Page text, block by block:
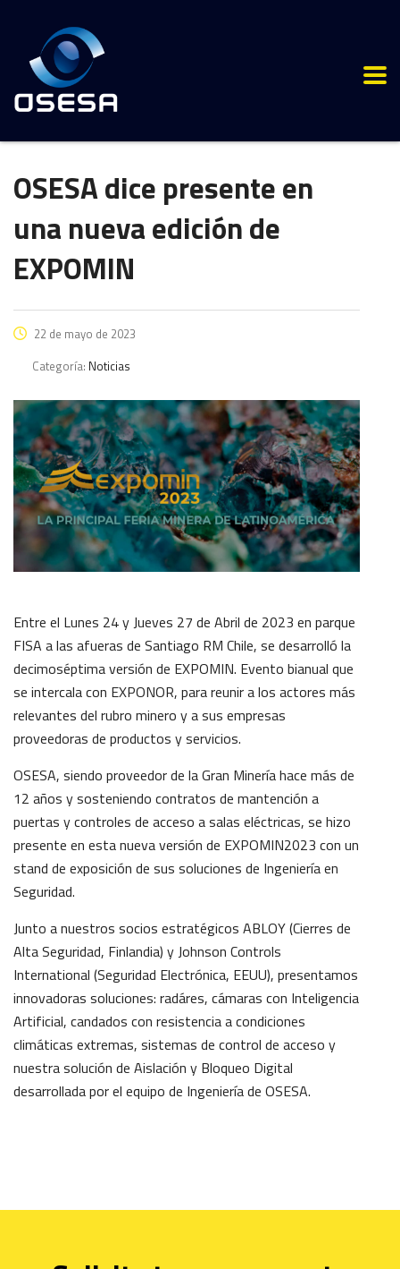
OSESA dice presente en
una nueva edición de
EXPOMIN
22 de mayo de 2023
Categoría: Noticias
Entre el Lunes 24 y Jueves 27 de Abril de 2023 en parque
FISA a las afueras de Santiago RM Chile, se desarrolló la
decimoséptima versión de EXPOMIN. Evento bianual que
se intercala con EXPONOR, para reunir a los actores más
relevantes del rubro minero y a sus empresas
proveedoras de productos y servicios.
OSESA, siendo proveedor de la Gran Minería hace más de
12 años y sosteniendo contratos de mantención a
puertas y controles de acceso a salas eléctricas, se hizo
presente en esta nueva versión de EXPOMIN2023 con un
stand de exposición de sus soluciones de Ingeniería en
Seguridad.
Junto a nuestros socios estratégicos ABLOY (Cierres de
Alta Seguridad, Finlandia) y Johnson Controls
International (Seguridad Electrónica, EEUU), presentamos
innovadoras soluciones: radáres, cámaras con Inteligencia
Artificial, candados con resistencia a condiciones
climáticas extremas, sistemas de control de acceso y
nuestra solución de Aislación y Bloqueo Digital
desarrollada por el equipo de Ingeniería de OSESA.